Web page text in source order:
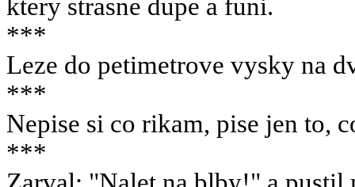
ktery strasne dupe a funi.
***
Leze do petimetrove vysky na
***
Nepise si co rikam, pise jen to,
***